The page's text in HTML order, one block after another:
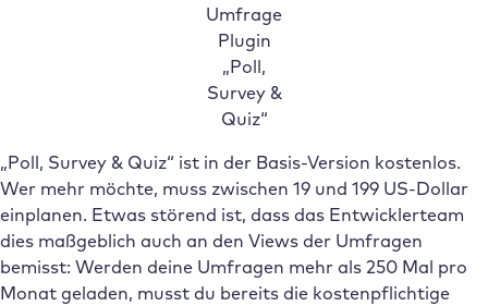
Umfrage
Plugin
„Poll,
Survey &
Quiz“
„Poll, Survey & Quiz“ ist in der Basis-Version kostenlos.
Wer mehr möchte, muss zwischen 19 und 199 US-Dollar
einplanen. Etwas störend ist, dass das Entwicklerteam
dies maßgeblich auch an den Views der Umfragen
bemisst: Werden deine Umfragen mehr als 250 Mal pro
Monat geladen, musst du bereits die kostenpflichtige